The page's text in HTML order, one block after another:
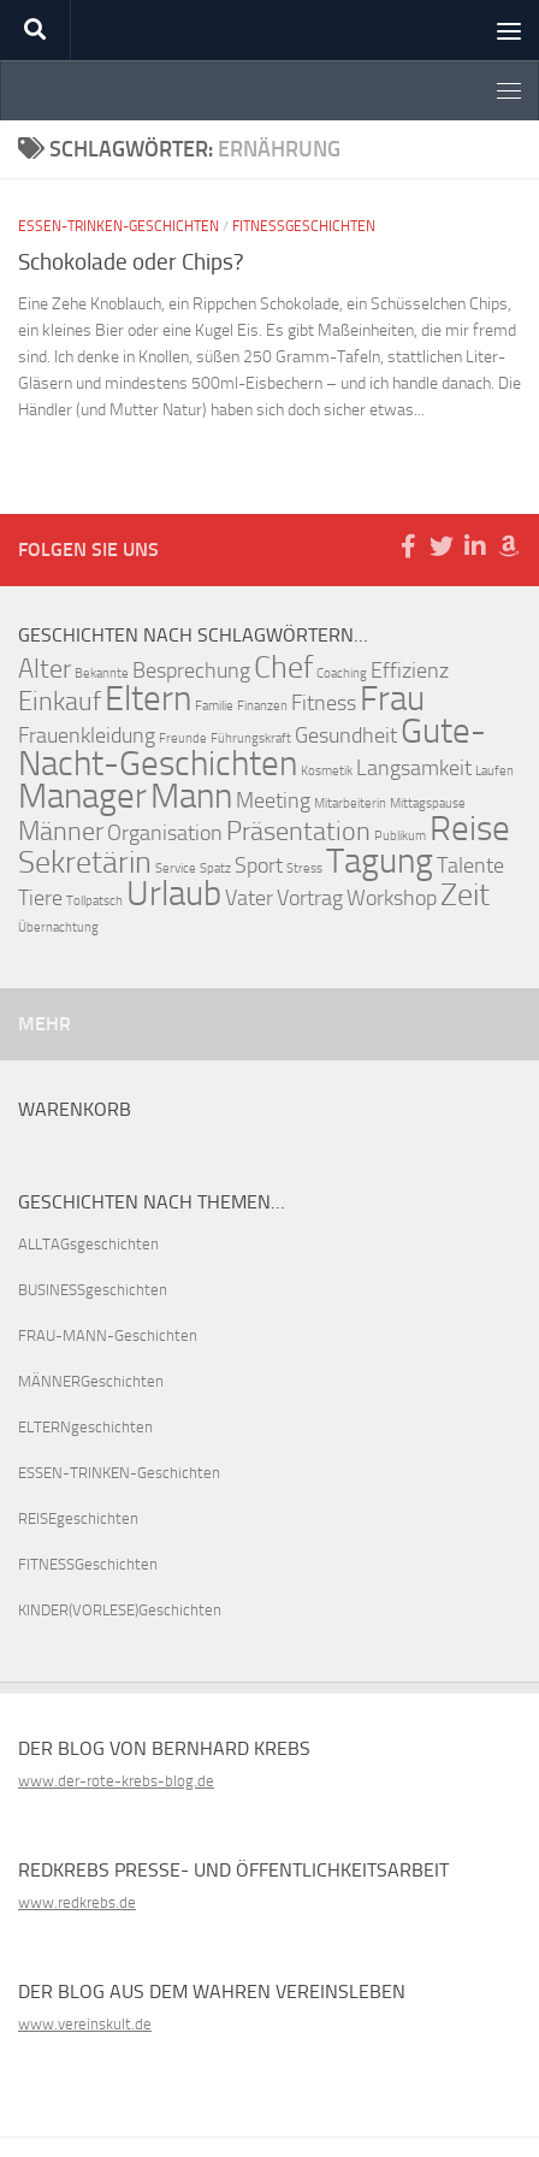
Zum Inhalt springen
SCHLAGWÖRTER: ERNÄHRUNG
ESSEN-TRINKEN-GESCHICHTEN / FITNESSGESCHICHTEN
Schokolade oder Chips?
Eine Zehe Knoblauch, ein Rippchen Schokolade, ein Schüsselchen Chips,
ein kleines Bier oder eine Kugel Eis. Es gibt Maßeinheiten, die mir fremd
sind. Ich denke in Knollen, süßen 250 Gramm-Tafeln, stattlichen Liter-
Gläsern und mindestens 500ml-Eisbechern – und ich handle danach. Die
Händler (und Mutter Natur) haben sich doch sicher etwas...
FOLGEN SIE UNS
GESCHICHTEN NACH SCHLAGWÖRTERN…
Alter Bekannte BesprechungChef Coaching Effizienz
EinkaufEltern Familie Finanzen Fitness Frau
Frauenkleidung Freunde Führungskraft GesundheitGute-
Nacht-Geschichten Kosmetik Langsamkeit Laufen
ManagerMann Meeting Mitarbeiterin Mittagspause
MännerOrganisation Präsentation Publikum Reise
Sekretärin Service Spatz Sport Stress TagungTalente
Tiere Tollpatsch UrlaubVaterVortragWorkshopZeit
Übernachtung
MEHR
WARENKORB
GESCHICHTEN NACH THEMEN…
ALLTAGsgeschichten
BUSINESSgeschichten
FRAU-MANN-Geschichten
MÄNNERGeschichten
ELTERNgeschichten
ESSEN-TRINKEN-Geschichten
REISEgeschichten
FITNESSGeschichten
KINDER(VORLESE)Geschichten
DER BLOG VON BERNHARD KREBS
www.der-rote-krebs-blog.de
REDKREBS PRESSE- UND ÖFFENTLICHKEITSARBEIT
www.redkrebs.de
DER BLOG AUS DEM WAHREN VEREINSLEBEN
www.vereinskult.de